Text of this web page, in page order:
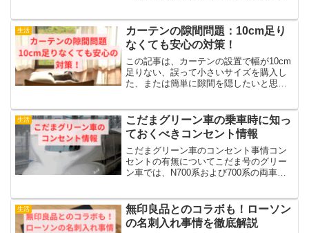
デザイン性や持ち運びの手軽さも人気の
理由です。新...
生活
カーテンの隙間問題：10cm足り
なくても安心の対策！
この記事は、カーテンの設置で幅が10cm
足りない、誤って小さいサイズを購入し
た、または簡単に隙間を隠したいと思っ
その隙間を巧みに隠す方法が存在しま
す。設置後にカーテンが...
生活
こだまグリーン車の乗車時に知っ
ておくべきコンセント情報
こだまグリーン車のコンセント事情コン
セントの有無についてこだま号のグリー
ン車では、N700系および700系の両車両
席にコンセントが標準装備されているた
め、移動中の充...
生活
無印良品とのコラボも！ローソン
の名刺入れ事情を徹底解説